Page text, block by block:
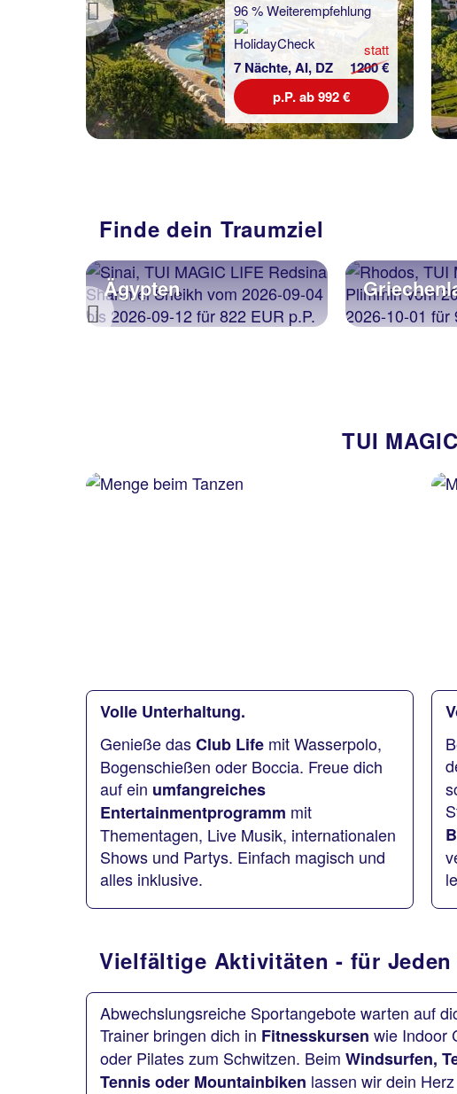
Previous 96 % Weiterempfehlung
7 Nächte, AI, DZ
statt
1200 €
p.P. ab 992 €
Finde dein Traumziel
Previous
Ägypten
TUI
Volle Unterhaltung.
Genieße dasClub Life mit Wasserpolo,
Bogenschießen oder Boccia. Freue dich
auf ein umfangreiches
Entertainmentprogramm mit
Thementagen, Live Musik, internationalen
Shows und Partys. Einfach magisch und
alles inklusive.
Vielfältige Aktivitäten - für Jeden
Abwechslungsreiche Sportangebote warten auf
Trainer bringen dich in Fitnesskursen wie Indoor
oder Pilates zum Schwitzen. Beim Windsurfen,
Tennis oder Mountainbiken lassen wir dein